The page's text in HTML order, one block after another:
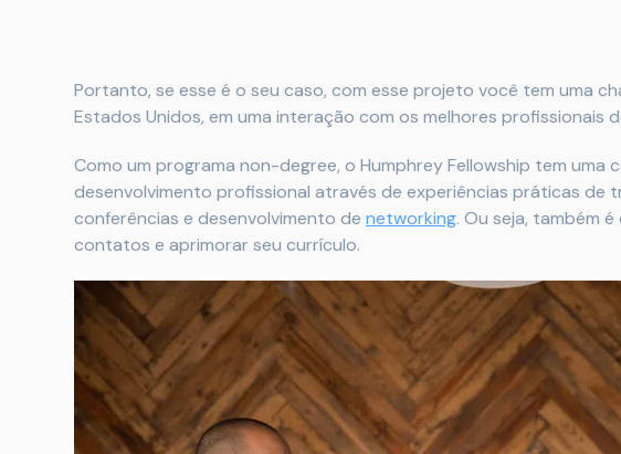
Portanto, se esse é o seu caso, com esse projeto você tem uma
Estados Unidos, em uma interação com os melhores profissionais
Como um programa non-degree, o Humphrey Fellowship tem
desenvolvimento profissional através de experiências práticas de
conferências e desenvolvimento de networking. Ou seja, também
contatos e aprimorar seu currículo.